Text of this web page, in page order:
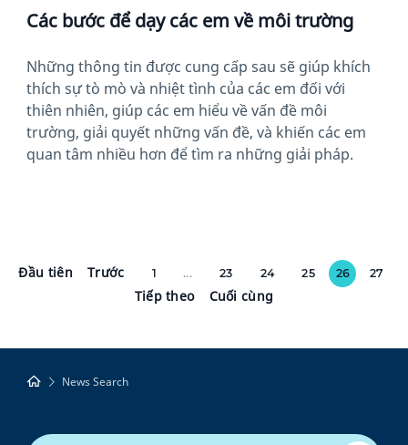
Các bước để dạy các em về môi trường
Những thông tin được cung cấp sau sẽ giúp khích
thích sự tò mò và nhiệt tình của các em đối với
thiên nhiên, giúp các em hiểu về vấn đề môi
trường, giải quyết những vấn đề, và khiến các em
quan tâm nhiều hơn để tìm ra những giải pháp.
Đầu tiên Trước 1 ... 23 24 25 26 27
Tiếp theo Cuối cùng
News Search